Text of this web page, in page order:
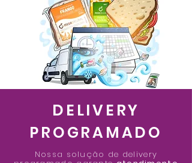
DELIVERY
PROGRAMADO
Nossa solução de delivery